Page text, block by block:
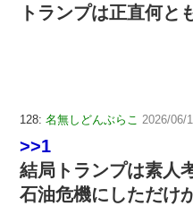
トランプは正直何と
128: 名無しどんぶらこ 2026/06/
>>1
結局トランプは素人
石油危機にしただけ